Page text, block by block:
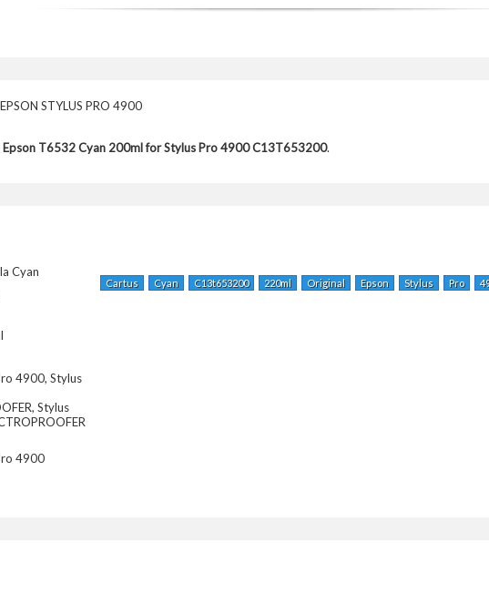
STYLUS PRO 4900
Epson T6532 Cyan 200ml for Stylus Pro 4900 C13T653200.
Cyan
4900, Stylus
Stylus
4900
Cartus Cyan C13t653200 220ml Original Epson Stylus Pro